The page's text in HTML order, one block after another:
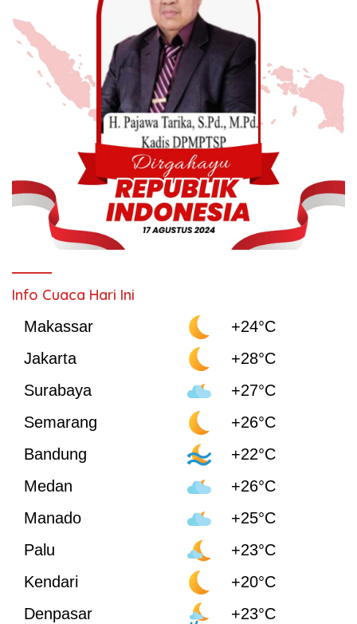
Info Cuaca Hari Ini
Makassar
+24°C
Jakarta
+28°C
Surabaya
+27°C
Semarang
+26°C
Bandung
+22°C
Medan
+26°C
Manado
+25°C
Palu
+23°C
Kendari
+20°C
Denpasar
+23°C